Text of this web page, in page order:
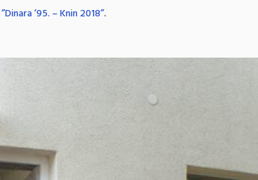
’95. – Knin 2018”.